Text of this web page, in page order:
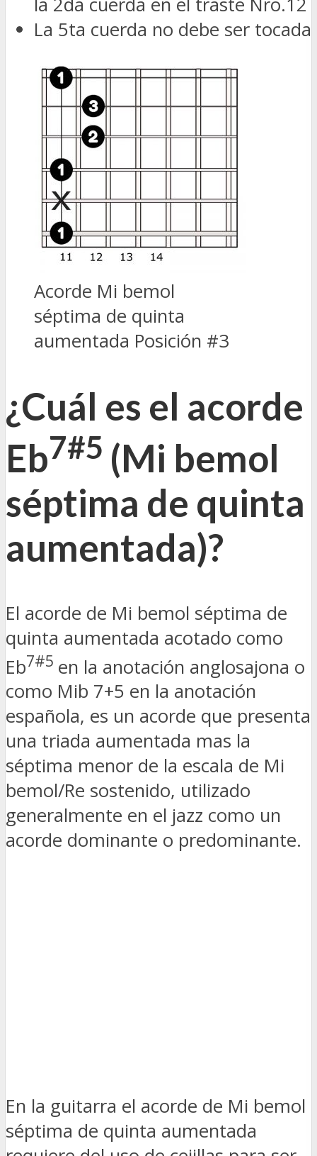
La 5ta cuerda no debe ser tocada
Acorde Mi bemol
séptima de quinta
aumentada Posición #3
¿Cuál es el acorde
Eb7#5 (Mi bemol
séptima de quinta
aumentada)?
El acorde de Mi bemol séptima de
quinta aumentada acotado como
Eb7#5 en la anotación anglosajona o
como Mib 7+5 en la anotación
española, es un acorde que presenta
una triada aumentada mas la
séptima menor de la escala de Mi
bemol/Re sostenido, utilizado
generalmente en el jazz como un
acorde dominante o predominante.
En la guitarra el acorde de Mi bemol
séptima de quinta aumentada